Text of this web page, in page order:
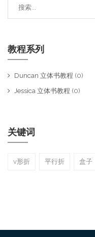
教程系列
Duncan 立体书教程 (0)
Jessica 立体书教程 (0)
关键词
v形折 平行折 盒子